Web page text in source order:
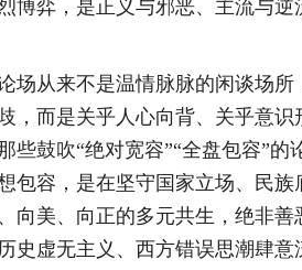
博弈，是正义与邪恶、主流与
场从来不是温情脉脉的闲谈场
，而是关乎人心向背、关乎意
些鼓吹“绝对宽容”“全盘包容”的
包容，是在坚守国家立场、民族
向美、向正的多元共生，绝非
史虚无主义、西方错误思潮肆意